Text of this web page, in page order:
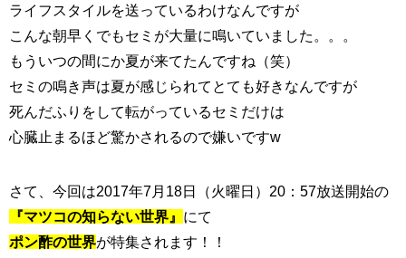
ライフスタイルを送っているわけなんですが
こんな朝早くでもセミが大量に鳴いていました。。。
もういつの間にか夏が来てたんですね（笑）
セミの鳴き声は夏が感じられてとても好きなんですが
死んだふりをして転がっているセミだけは
心臓止まるほど驚かされるので嫌いですw
さて、今回は2017年7月18日（火曜日）20：57放送開始の
『マツコの知らない世界』 にて
ポン酢の世界が特集されます！！